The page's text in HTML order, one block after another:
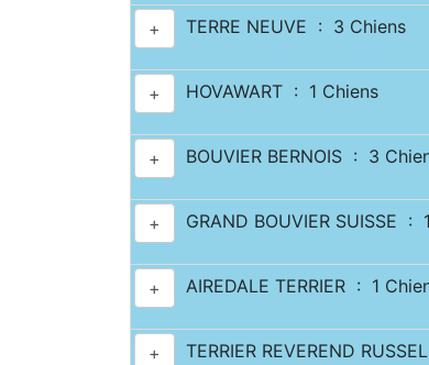
+ TERRE NEUVE : 3 Chiens
+ HOVAWART : 1 Chiens
+ BOUVIER BERNOIS : 3
+ GRAND BOUVIER SUISSE :
+ AIREDALE TERRIER : 1
+ TERRIER REVEREND